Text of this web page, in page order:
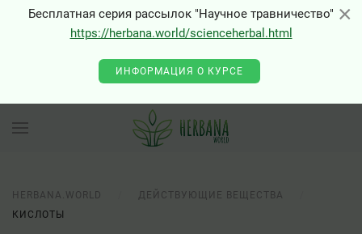
×
Бесплатная серия рассылок "Научное травничество"
https://herbana.world/scienceherbal.html
ИНФОРМАЦИЯ О КУРСЕ
HERBANA.WORLD
ДЕЙСТВУЮЩИЕ ВЕЩЕСТВА
КИСЛОТЫ
×